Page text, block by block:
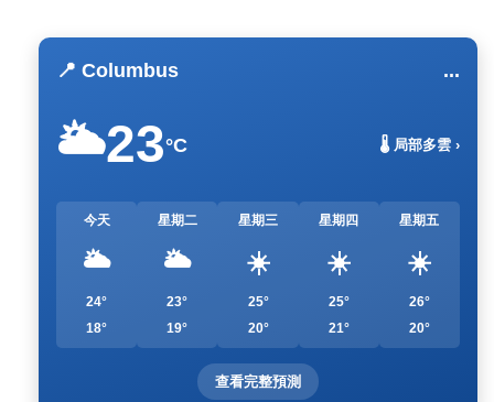
📍 Columbus ...
🌥️23°C 🌡️ 局部多雲 ›
今天
🌥️
24°
18°
星期二
🌥️
23°
19°
星期三
☀️
25°
20°
星期四
☀️
25°
21°
星期五
☀️
26°
20°
查看完整預測